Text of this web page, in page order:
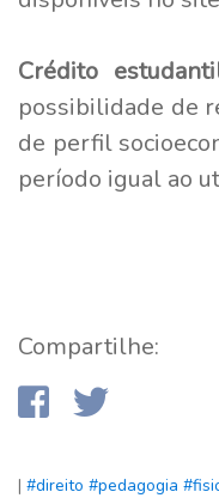
Crédito
possibilidade de
de perfil
período igual ao
Compartilhe:
| #direito #pedagogia